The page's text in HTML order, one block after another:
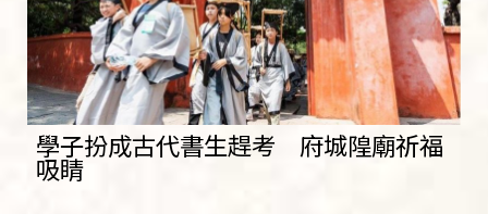
學子扮成古代書生趕考 府城隍廟祈福
吸睛